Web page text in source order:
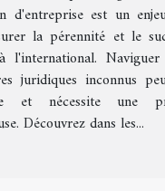
d'entreprise est un
la pérennité et le
l'international.
juridiques inconnus
et nécessite une
Découvrez dans les...